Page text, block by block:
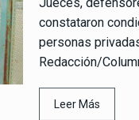
constataron
personas
Redacción/
Leer Más